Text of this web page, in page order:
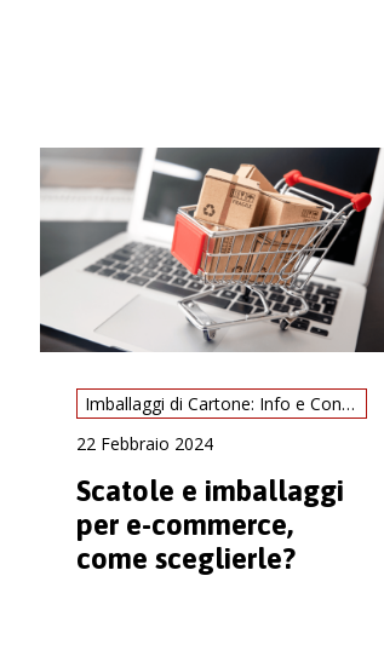
Imballaggi di Cartone: Info e Consigli
22 Febbraio 2024
Scatole e imballaggi
per e-commerce,
come sceglierle?